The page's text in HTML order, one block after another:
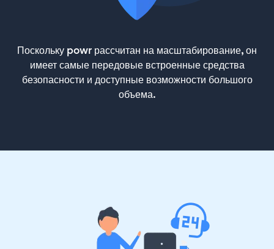
Поскольку powr рассчитан на масштабирование, он
имеет самые передовые встроенные средства
безопасности и доступные возможности большого
объема.